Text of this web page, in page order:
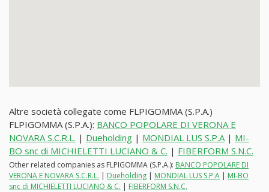
Altre società collegate come FLPIGOMMA (S.P.A.)
FLPIGOMMA (S.P.A.): BANCO POPOLARE DI VERONA E
NOVARA S.C.R.L. | Dueholding | MONDIAL LUS S.P.A | MI-
BO snc di MICHIELETTI LUCIANO & C. | FIBERFORM S.N.C.
Other related companies as FLPIGOMMA (S.P.A.): BANCO POPOLARE DI
VERONA E NOVARA S.C.R.L. | Dueholding | MONDIAL LUS S.P.A | MI-BO
snc di MICHIELETTI LUCIANO & C. | FIBERFORM S.N.C.